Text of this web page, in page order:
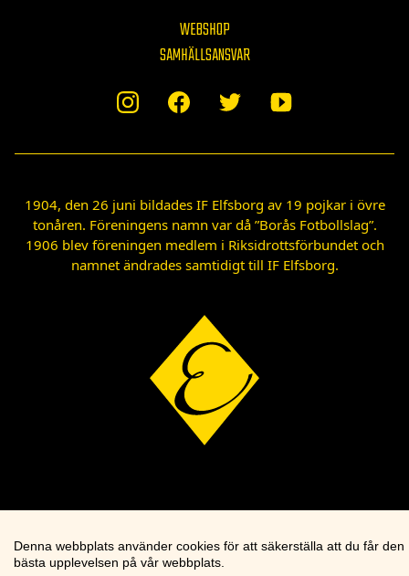
WEBSHOP
SAMHÄLLSANSVAR
1904, den 26 juni bildades IF Elfsborg av 19 pojkar i övre
tonåren. Föreningens namn var då ”Borås Fotbollslag”.
1906 blev föreningen medlem i Riksidrottsförbundet och
namnet ändrades samtidigt till IF Elfsborg.
Denna webbplats använder cookies för att säkerställa att du får den
bästa upplevelsen på vår webbplats.